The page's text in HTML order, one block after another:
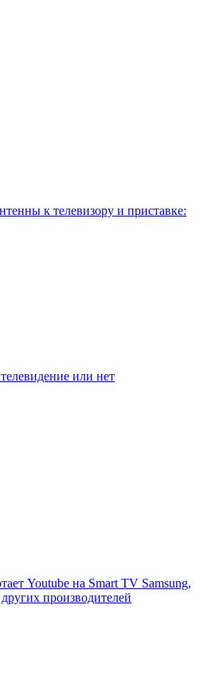
к телевизору и приставке:
или нет
Youtube на Smart TV Samsung,
производителей